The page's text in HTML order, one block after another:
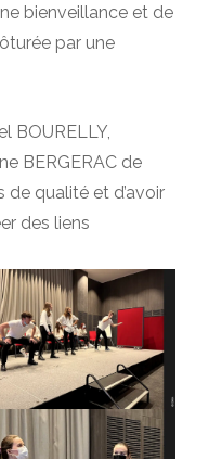
bienveillance et de
par une
BOURELLY,
BERGERAC de
qualité et d’avoir
des liens